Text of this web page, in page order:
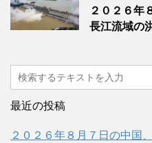
２０２６年
長江流域の
最近の投稿
２０２６年８月７日の中国